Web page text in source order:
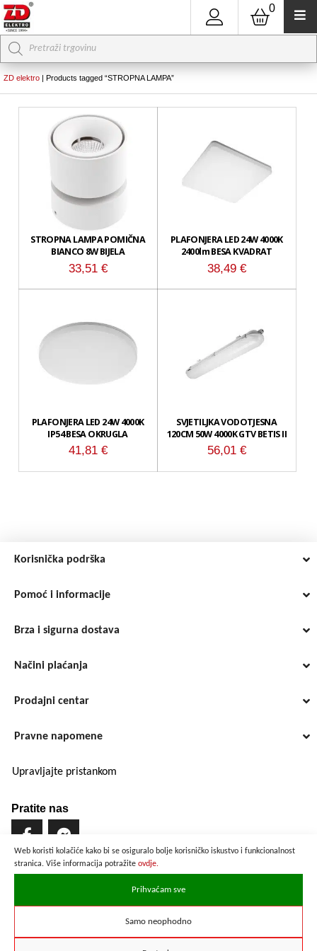
Web koristi kolačiće kako bi se osiguralo bolje korisničko iskustvo i funkcionalnost
stranica. Više informacija potražite ovdje.
Prihvaćam sve
Samo neophodno
0
Products
search
ZD elektro | Products tagged “STROPNA LAMPA”
STROPNA LAMPA POMIČNA
BIANCO 8W BIJELA
33,51 €
PLAFONJERA LED 24W 4000K
2400lm BESA KVADRAT
38,49€
PLAFONJERA LED 24W 4000K
IP54 BESA OKRUGLA
41,81 €
SVJETILJKA VODOTJESNA
120CM 50W 4000K GTV BETIS II
56,01€
Korisnička podrška
Pomoć i informacije
Brza i sigurna dostava
Načini plaćanja
Prodajni centar
Pravne napomene
Upravljajte pristankom
Pratite nas
Brzo i sigurno plaćanje
Prikazane cijene su preračunate po službenom tečaju u iznosu od
1 EUR = 7,53450 HRK